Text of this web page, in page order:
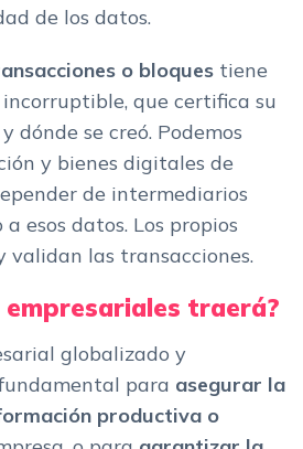
de los datos.
o bloques tiene
que certifica su
dónde se creó. Podemos
y bienes digitales de
de intermediarios
esos datos. Los propios
validan las transacciones.
empresariales traerá?
globalizado y
para asegurar la
productiva o